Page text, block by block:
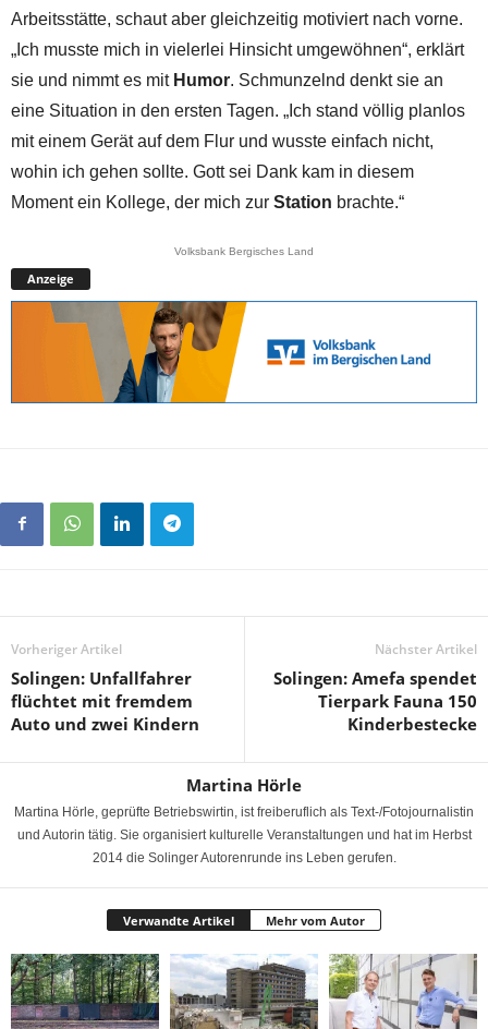
Arbeitsstätte, schaut aber gleichzeitig motiviert nach vorne.
„Ich musste mich in vielerlei Hinsicht umgewöhnen“, erklärt
sie und nimmt es mit Humor. Schmunzelnd denkt sie an
eine Situation in den ersten Tagen. „Ich stand völlig planlos
mit einem Gerät auf dem Flur und wusste einfach nicht,
wohin ich gehen sollte. Gott sei Dank kam in diesem
Moment ein Kollege, der mich zur Station brachte.“
Volksbank Bergisches Land
Anzeige
Vorheriger Artikel
Solingen: Unfallfahrer
flüchtet mit fremdem
Auto und zwei Kindern
Nächster Artikel
Solingen: Amefa spendet
Tierpark Fauna 150
Kinderbestecke
Martina Hörle
Martina Hörle, geprüfte Betriebswirtin, ist freiberuflich als Text-/Fotojournalistin
und Autorin tätig. Sie organisiert kulturelle Veranstaltungen und hat im Herbst
2014 die Solinger Autorenrunde ins Leben gerufen.
Verwandte Artikel Mehr vom Autor